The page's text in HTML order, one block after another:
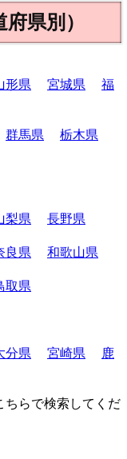
県別）
形県 宮城県
福
群馬県
栃木県
梨県
長野県
良県
和歌山県
取県
分県 宮崎県
鹿
ちらで検索してくだ